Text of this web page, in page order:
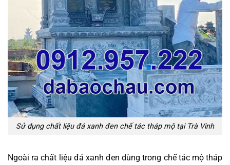
Sử dụng chất liệu đá xanh đen chế tác tháp mộ tại Trà Vinh
Ngoài ra chất liệu đá xanh đen dùng trong chế tác mộ tháp